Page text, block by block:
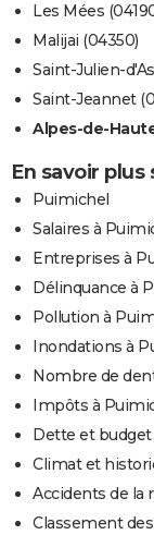
Les Mées
Malijai (04350)
Saint-Julien-
Saint-Jeannet
Alpes-de-
En savoir plus
Puimichel
Salaires à
Entreprises à
Délinquance à
Pollution à
Inondations à
Nombre de
Impôts à
Dette et
Climat et
Accidents de la
Classement